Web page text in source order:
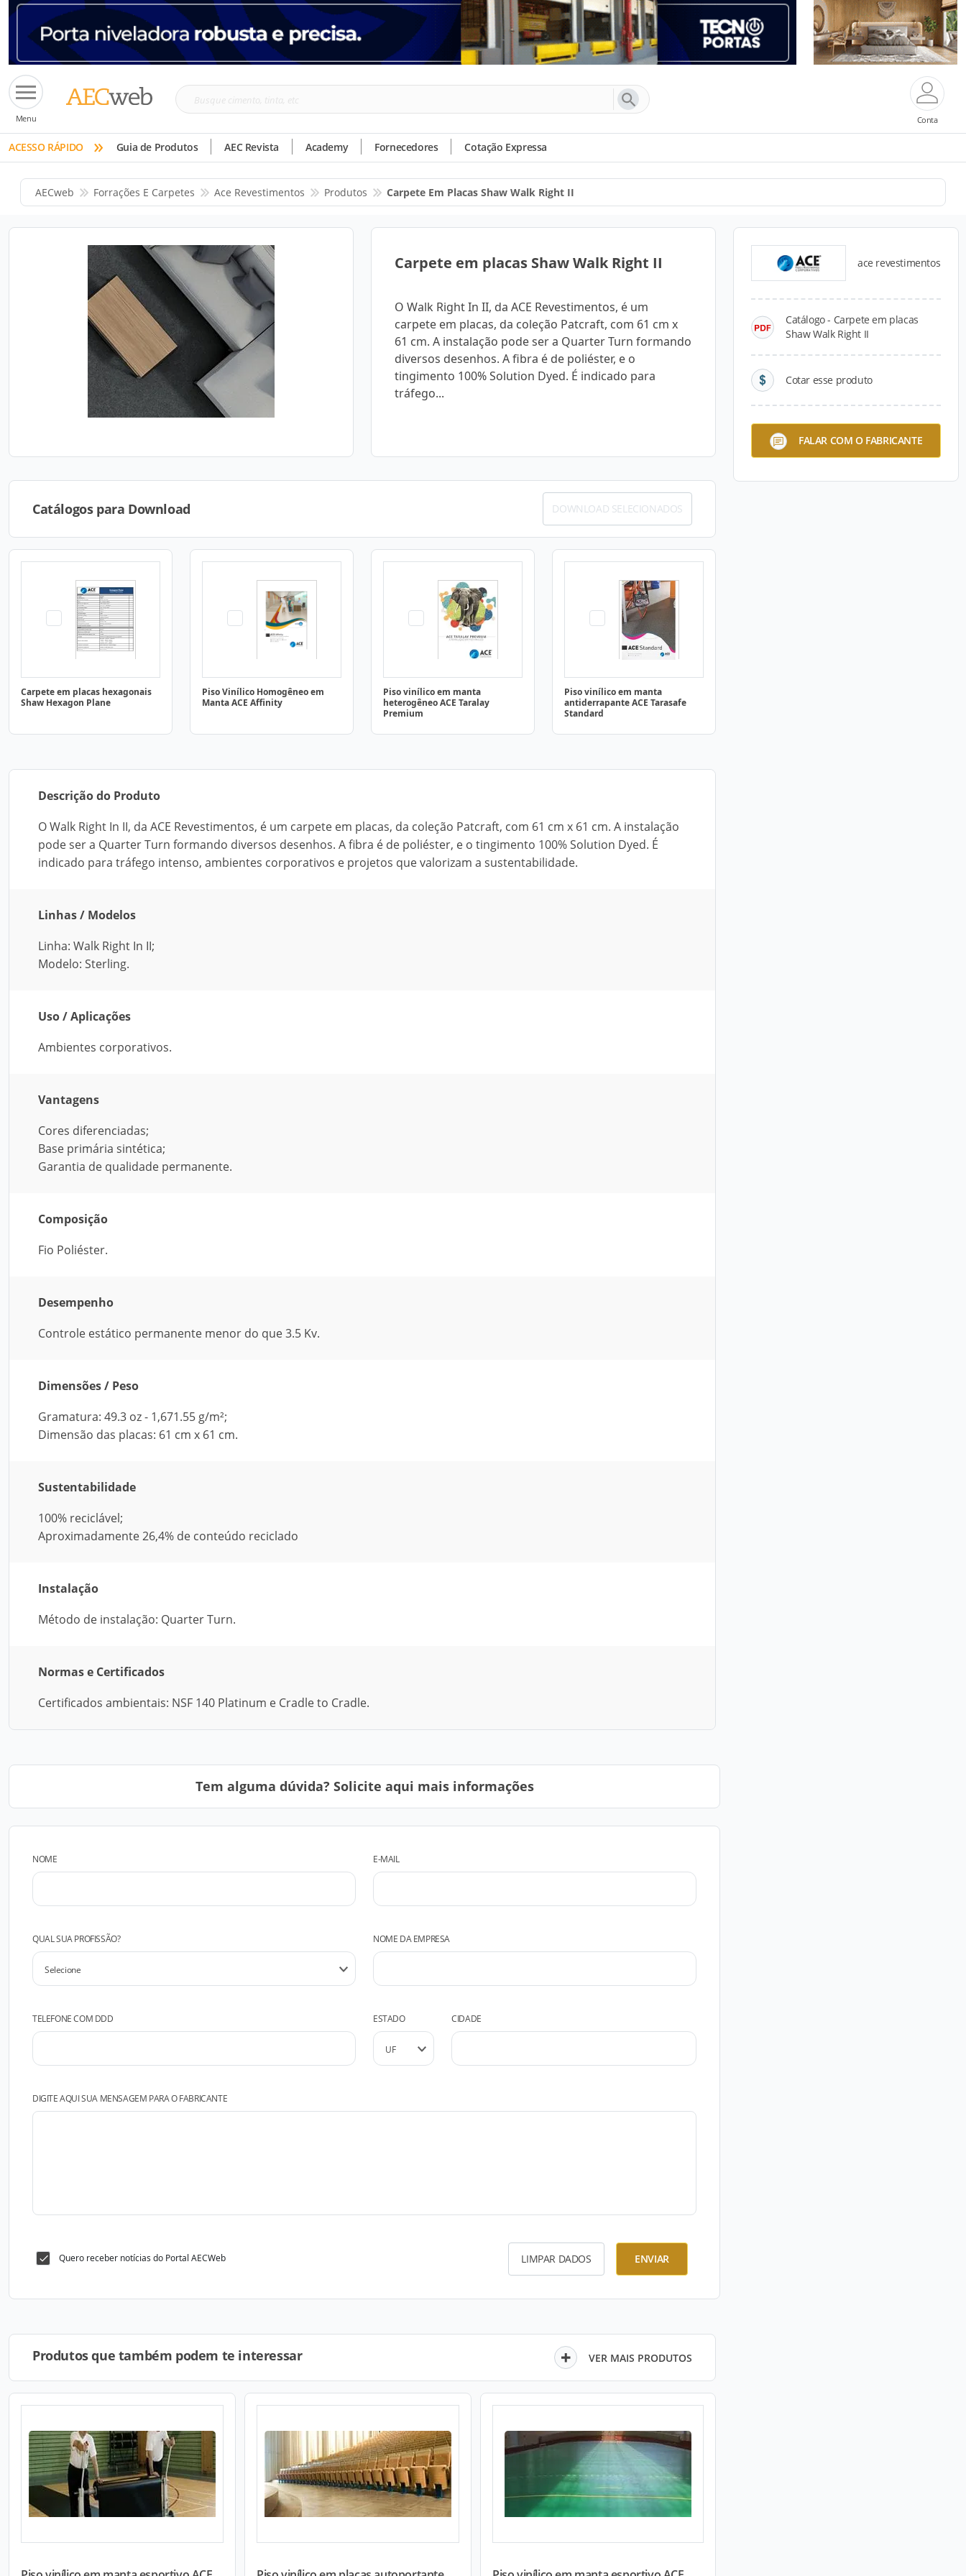
Menu
Busque
tinta,
etc
Conta
ACESSO RÁPIDO » Guia de Produtos AEC Revista Academy Fornecedores Cotação Expressa
AECweb Forrações E Carpetes Ace Revestimentos Produtos Carpete Em Placas Shaw Walk Right II
Carpete em placas Shaw Walk Right II
O Walk Right In II, da ACE Revestimentos, é um
carpete em placas, da coleção Patcraft, com 61 cm x
61 cm. A instalação pode ser a Quarter Turn formando
diversos desenhos. A fibra é de poliéster, e o
tingimento 100% Solution Dyed. É indicado para
tráfego...
ace revestimentos
Catálogo - Carpete em placas
Shaw Walk Right II
Cotar esse produto
FALAR COM O FABRICANTE
Catálogos para Download DOWNLOAD SELECIONADOS
Carpete em placas hexagonais
Shaw Hexagon Plane
Piso Vinílico Homogêneo em
Manta ACE Affinity
Piso vinílico em manta
heterogêneo ACE Taralay
Premium
Piso vinílico em manta
antiderrapante ACE Tarasafe
Standard
Descrição do Produto
O Walk Right In II, da ACE Revestimentos, é um carpete em placas, da coleção Patcraft, com 61 cm x 61 cm. A instalação
pode ser a Quarter Turn formando diversos desenhos. A fibra é de poliéster, e o tingimento 100% Solution Dyed. É
indicado para tráfego intenso, ambientes corporativos e projetos que valorizam a sustentabilidade.
Linhas / Modelos
Linha: Walk Right In II;
Modelo: Sterling.
Uso / Aplicações
Ambientes corporativos.
Vantagens
Cores diferenciadas;
Base primária sintética;
Garantia de qualidade permanente.
Composição
Fio Poliéster.
Desempenho
Controle estático permanente menor do que 3.5 Kv.
Dimensões / Peso
Gramatura: 49.3 oz - 1,671.55 g/m²;
Dimensão das placas: 61 cm x 61 cm.
Sustentabilidade
100% reciclável;
Aproximadamente 26,4% de conteúdo reciclado
Instalação
Método de instalação: Quarter Turn.
Normas e Certificados
Certificados ambientais: NSF 140 Platinum e Cradle to Cradle.
Tem alguma dúvida? Solicite aqui mais informações
NOME E-MAIL
QUAL SUA PROFISSÃO? NOME DA EMPRESA
TELEFONE COM DDD ESTADO CIDADE
DIGITE AQUI SUA MENSAGEM PARA O FABRICANTE
Quero receber notícias do Portal AECWeb LIMPAR DADOS ENVIAR
Produtos que também podem te interessar VER MAIS PRODUTOS